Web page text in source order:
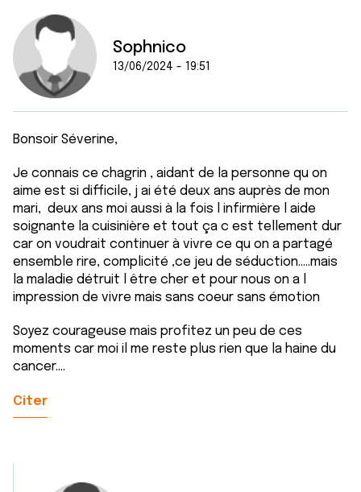
Sophnico
13/06/2024 - 19:51
Bonsoir Séverine,
Je connais ce chagrin , aidant de la personne qu on
aime est si difficile, j ai été deux ans auprès de mon
mari, deux ans moi aussi à la fois l infirmière l aide
soignante la cuisinière et tout ça c est tellement dur
car on voudrait continuer à vivre ce qu on a partagé
ensemble rire, complicité ,ce jeu de séduction.....mais
la maladie détruit l être cher et pour nous on a l
impression de vivre mais sans coeur sans émotion
Soyez courageuse mais profitez un peu de ces
moments car moi il me reste plus rien que la haine du
cancer....
Citer